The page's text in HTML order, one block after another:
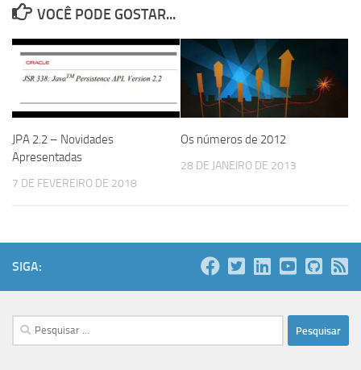
VOCÊ PODE GOSTAR...
JPA 2.2 – Novidades
Apresentadas
7 DE FEVEREIRO DE 2018
Os números de 2012
28 DE JANEIRO DE 2013
SIGA:
Pesquisar
por: